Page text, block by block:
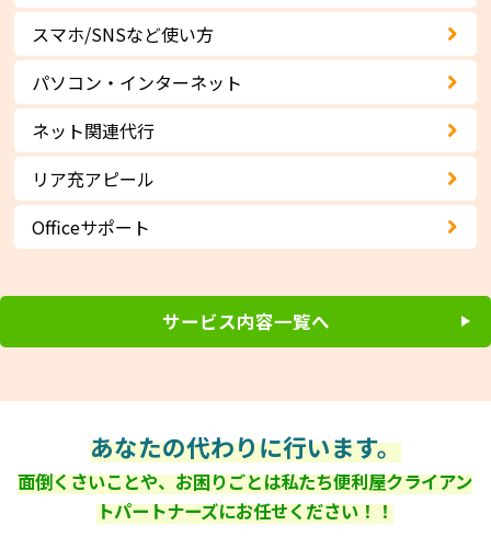
スマホ/SNSなど使い方
パソコン・インターネット
ネット関連代行
リア充アピール
Officeサポート
サービス内容一覧へ
あなたの代わりに行います。
面倒くさいことや、お困りごとは私たち便利屋クライアン
トパートナーズにお任せください！！